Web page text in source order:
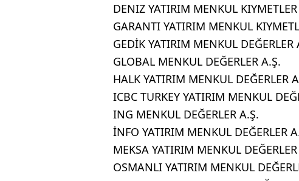
DENIZ YATIRIM MENKUL
GARANTI YATIRIM MENKUL
GEDİK YATIRIM MENKUL DEĞERLER
GLOBAL MENKUL DEĞERLER A.Ş.
HALK YATIRIM MENKUL DEĞERLER
ICBC TURKEY YATIRIM MENKUL
ING MENKUL DEĞERLER A.Ş.
İNFO YATIRIM MENKUL DEĞERLER
MEKSA YATIRIM MENKUL DEĞERLER
OSMANLI YATIRIM MENKUL